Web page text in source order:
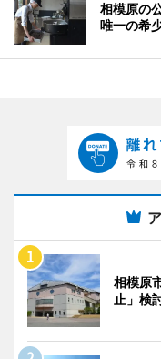
相模原の
唯一の希
相模原
止」検